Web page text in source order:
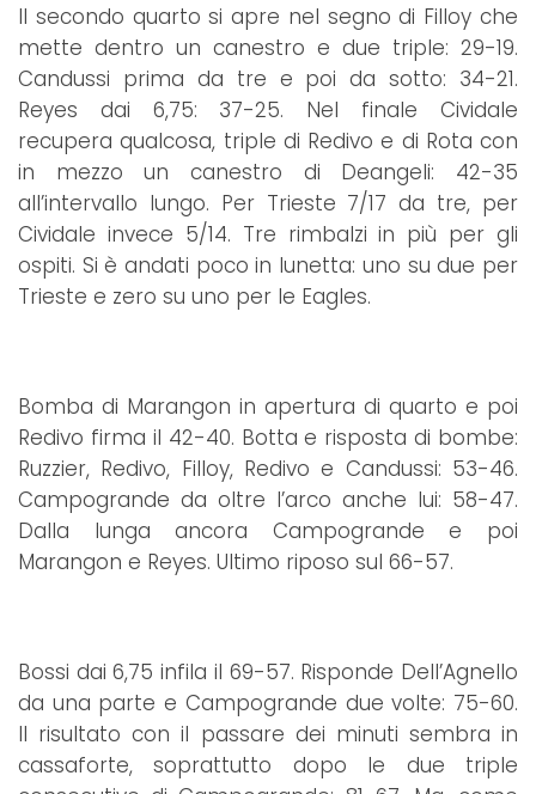
Il secondo quarto si apre nel segno di Filloy che
mette dentro un canestro e due triple: 29-19.
Candussi prima da tre e poi da sotto: 34-21.
Reyes dai 6,75: 37-25. Nel finale Cividale
recupera qualcosa, triple di Redivo e di Rota con
in mezzo un canestro di Deangeli: 42-35
all’intervallo lungo. Per Trieste 7/17 da tre, per
Cividale invece 5/14. Tre rimbalzi in più per gli
ospiti. Si è andati poco in lunetta: uno su due per
Trieste e zero su uno per le Eagles.
Bomba di Marangon in apertura di quarto e poi
Redivo firma il 42-40. Botta e risposta di bombe:
Ruzzier, Redivo, Filloy, Redivo e Candussi: 53-46.
Campogrande da oltre l’arco anche lui: 58-47.
Dalla lunga ancora Campogrande e poi
Marangon e Reyes. Ultimo riposo sul 66-57.
Bossi dai 6,75 infila il 69-57. Risponde Dell’Agnello
da una parte e Campogrande due volte: 75-60.
Il risultato con il passare dei minuti sembra in
cassaforte, soprattutto dopo le due triple